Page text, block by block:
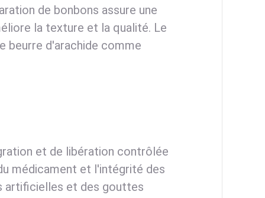
de bonbons assure une
la texture et la qualité. Le
beurre d'arachide comme
et de libération contrôlée
médicament et l'intégrité des
artificielles et des gouttes